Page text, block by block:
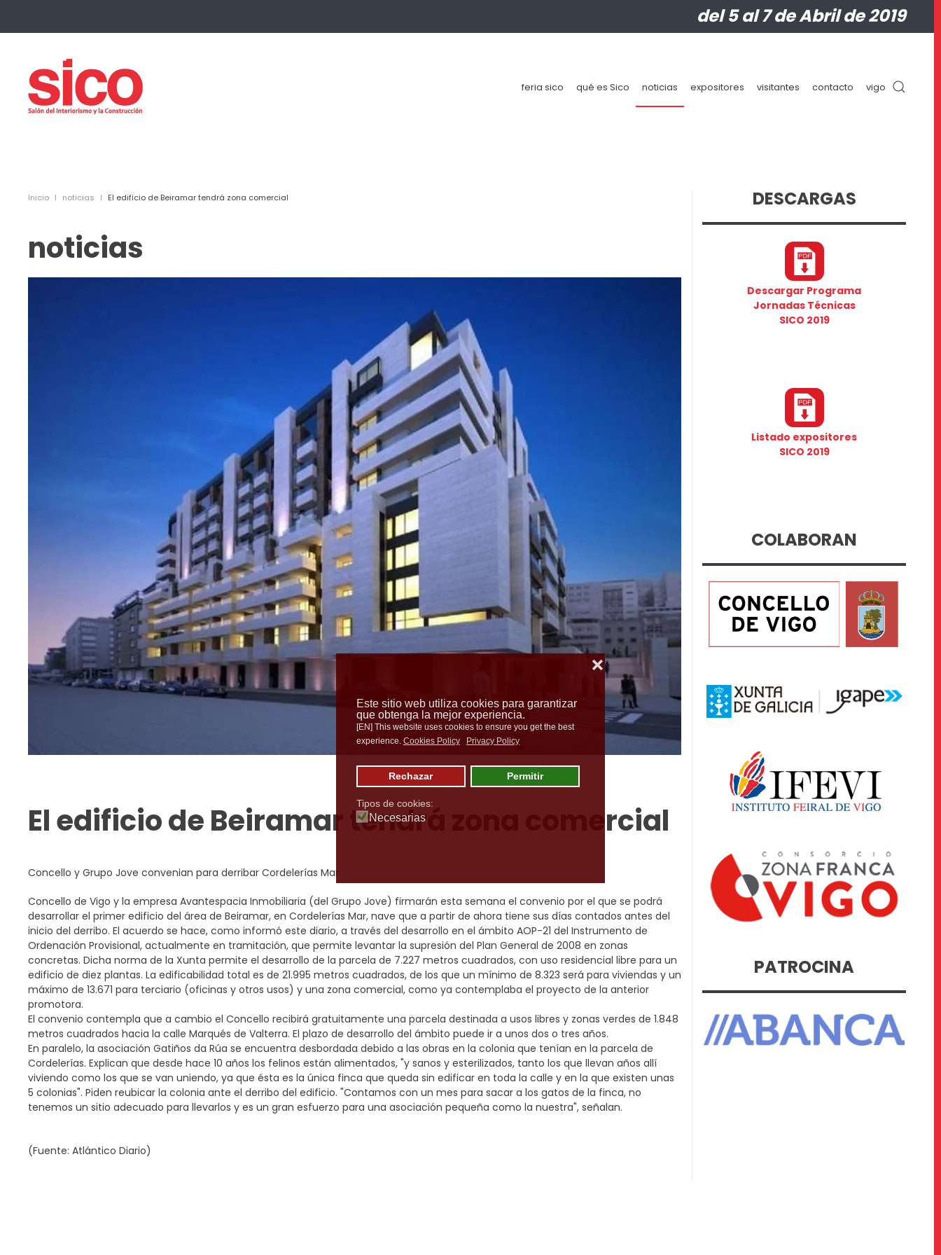
Este sitio web utiliza cookies para garantizar
que obtenga la mejor experiencia.
[EN] This website uses cookies to ensure you get the best
experience. Cookies Policy Privacy Policy
Rechazar Permitir
❌
Tipos de cookies:
Necesarias
del 5 al 7 de Abril de 2019
feria sico qué es Sico noticias expositores visitantes contacto vigo
Inicio noticias El edificio de Beiramar tendrá zona comercial
noticias
El edificio de Beiramar tendrá zona comercial
Concello y Grupo Jove convenian para derribar Cordelerías Mar
Concello de Vigo y la empresa Avantespacia Inmobiliaria (del Grupo Jove) firmarán esta semana el convenio por el que se podrá
desarrollar el primer edificio del área de Beiramar, en Cordelerías Mar, nave que a partir de ahora tiene sus días contados antes del
inicio del derribo. El acuerdo se hace, como informó este diario, a través del desarrollo en el ámbito AOP-21 del Instrumento de
Ordenación Provisional, actualmente en tramitación, que permite levantar la supresión del Plan General de 2008 en zonas
concretas. Dicha norma de la Xunta permite el desarrollo de la parcela de 7.227 metros cuadrados, con uso residencial libre para un
edificio de diez plantas. La edificabilidad total es de 21.995 metros cuadrados, de los que un mínimo de 8.323 será para viviendas y un
máximo de 13.671 para terciario (oficinas y otros usos) y una zona comercial, como ya contemplaba el proyecto de la anterior
promotora.
El convenio contempla que a cambio el Concello recibirá gratuitamente una parcela destinada a usos libres y zonas verdes de 1.848
metros cuadrados hacia la calle Marqués de Valterra. El plazo de desarrollo del ámbito puede ir a unos dos o tres años.
En paralelo, la asociación Gatiños da Rúa se encuentra desbordada debido a las obras en la colonia que tenían en la parcela de
Cordelerías. Explican que desde hace 10 años los felinos están alimentados, "y sanos y esterilizados, tanto los que llevan años allí
viviendo como los que se van uniendo, ya que ésta es la única finca que queda sin edificar en toda la calle y en la que existen unas
5 colonias". Piden reubicar la colonia ante el derribo del edificio. "Contamos con un mes para sacar a los gatos de la finca, no
tenemos un sitio adecuado para llevarlos y es un gran esfuerzo para una asociación pequeña como la nuestra", señalan.
(Fuente: Atlántico Diario)
DESCARGAS
Descargar Programa
Jornadas Técnicas
SICO 2019
Listado expositores
SICO 2019
COLABORAN
PATROCINA